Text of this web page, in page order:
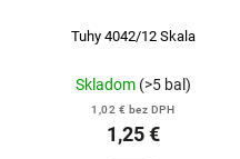
Tuhy 4042/12 Skala
Skladom (>5 bal)
1,02 € bez DPH
1,25 €